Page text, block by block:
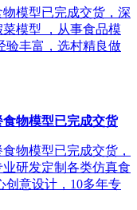
物模型已完成交货，深
模型 ，从事食品模
验丰富，选村精良做
物模型已完成交货
物模型已完成交货，
研发定制各类仿真食
创意设计，10多年专